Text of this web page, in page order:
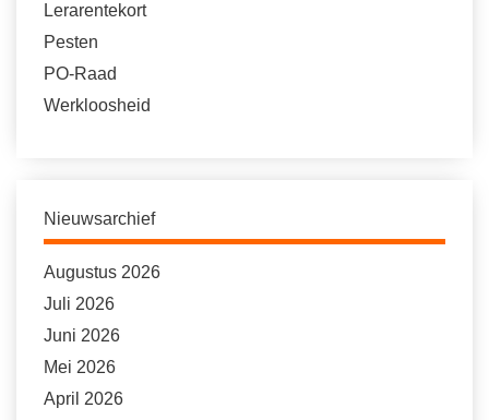
Lerarentekort
Pesten
PO-Raad
Werkloosheid
Nieuwsarchief
Augustus 2026
Juli 2026
Juni 2026
Mei 2026
April 2026